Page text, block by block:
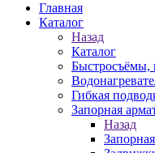
Главная
Каталог
Назад
Каталог
Быстросъёмы,
Гибкая
Запорная
Назад